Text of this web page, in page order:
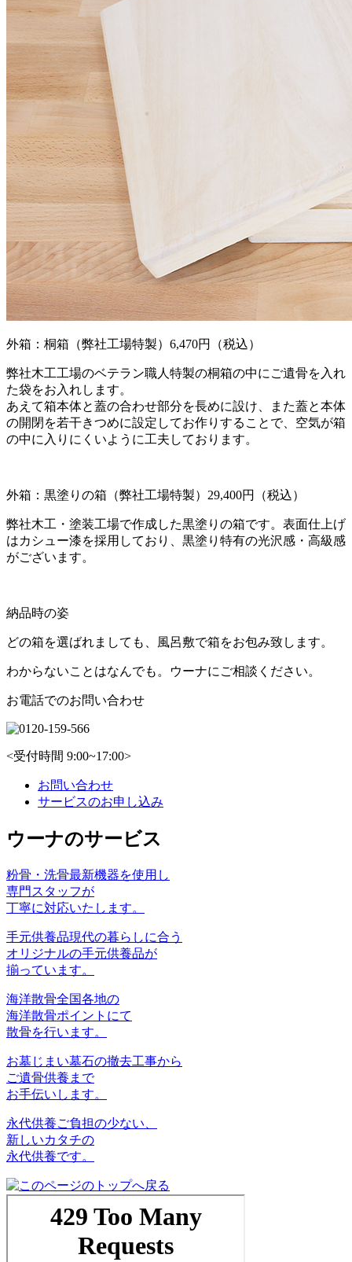
外箱：桐箱（弊社工場特製） 6,470円（税込）
弊社木工工場のベテラン職人特製の桐箱の中にご遺骨を入れ
た袋をお入れします。
あえて箱本体と蓋の合わせ部分を長めに設け、また蓋と本体
の開閉を若干きつめに設定してお作りすることで、空気が箱
の中に入りにくいように工夫しております。
外箱：黒塗りの箱（弊社工場特製） 29,400円（税込）
弊社木工・塗装工場で作成した黒塗りの箱です。表面仕上げ
はカシュー漆を採用しており、黒塗り特有の光沢感・高級感
がございます。
納品時の姿
どの箱を選ばれましても、風呂敷で箱をお包み致します。
わからないことはなんでも。ウーナにご相談ください。
お電話でのお問い合わせ
<受付時間 9:00~17:00>
お問い合わせ
サービスのお申し込み
ウーナのサービス
粉骨・洗骨最新機器を使⽤し
専⾨スタッフが
丁寧に対応いたします。
手元供養品現代の暮らしに合う
オリジナルの手元供養品が
揃っています。
海洋散骨全国各地の
海洋散骨ポイントにて
散骨を行います。
お墓じまい墓石の撤去工事から
ご遺骨供養まで
お手伝いします。
永代供養ご負担の少ない、
新しいカタチの
永代供養です。